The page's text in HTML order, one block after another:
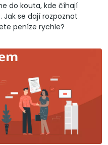
do kouta, kde číhají
se dají rozpoznat
peníze rychle?